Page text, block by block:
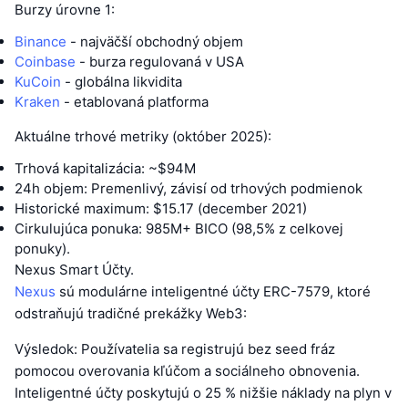
Burzy úrovne 1:
Binance - najväčší obchodný objem
Coinbase - burza regulovaná v USA
KuCoin - globálna likvidita
Kraken - etablovaná platforma
Aktuálne trhové metriky (október 2025):
Trhová kapitalizácia: ~$94M
24h objem: Premenlivý, závisí od trhových podmienok
Historické maximum: $15.17 (december 2021)
Cirkulujúca ponuka: 985M+ BICO (98,5% z celkovej
ponuky).
Nexus Smart Účty.
Nexus sú modulárne inteligentné účty ERC-7579, ktoré
odstraňujú tradičné prekážky Web3:
Výsledok: Používatelia sa registrujú bez seed fráz
pomocou overovania kľúčom a sociálneho obnovenia.
Inteligentné účty poskytujú o 25 % nižšie náklady na plyn v